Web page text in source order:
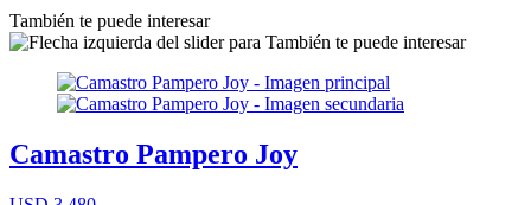
También te puede interesar
Camastro Pampero Joy